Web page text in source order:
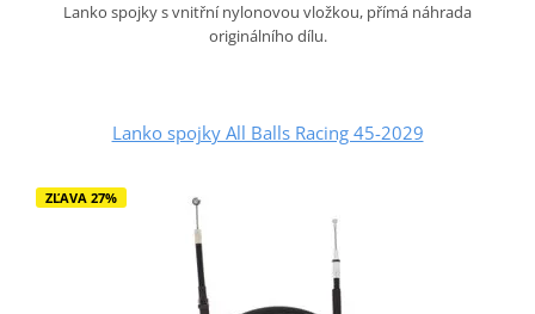
Lanko spojky s vnitřní nylonovou vložkou, přímá náhrada
originálního dílu.
Lanko spojky All Balls Racing 45-2029
ZĽAVA 27%